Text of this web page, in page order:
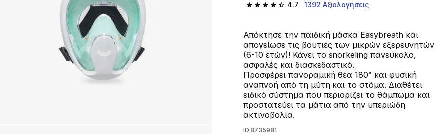
4.7
4.7 out of 5 stars from 1392 reviews
1392 Αξιολογήσεις
Απόκτησε την παιδική μάσκα Easybreath και
απογείωσε τις βουτιές των μικρών εξερευνητών
(6-10 ετών)! Κάνει το snorkeling πανεύκολο,
ασφαλές και διασκεδαστικό.
Προσφέρει πανοραμική θέα 180° και φυσική
αναπνοή από τη μύτη και το στόμα. Διαθέτει
ειδικό σύστημα που περιορίζει το θάμπωμα και
προστατεύει τα μάτια από την υπεριώδη
ακτινοβολία.
ID 8735981